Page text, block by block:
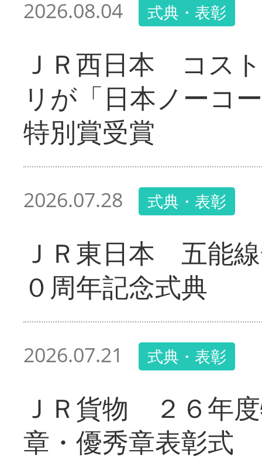
2026.08.04 式典・表彰
ＪＲ西日本 コス
リが「日本ノーコ
特別賞受賞
2026.07.28 式典・表彰
ＪＲ東日本 五能
０周年記念式典
2026.07.21 式典・表彰
ＪＲ貨物 ２６年
章・優秀章表彰式